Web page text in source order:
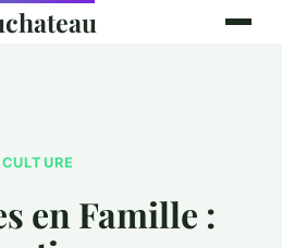
CULTURE
en Famille :